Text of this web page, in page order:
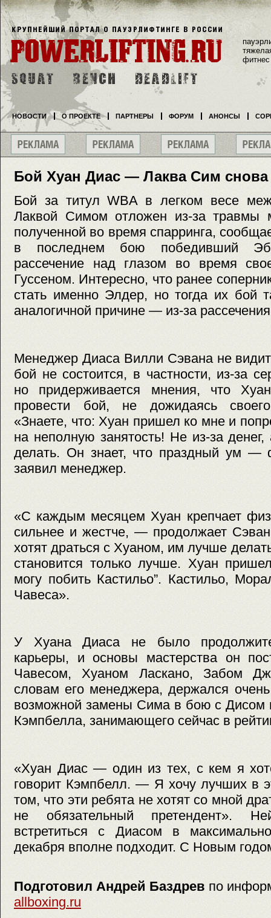
Бой Хуан Диас — Лаква Сим снова
Бой за титул WBA в легком весе
Лаквой Симом отложен из-за травмы
полученной во время спарринга,
в последнем бою победивший
рассечение над глазом во время
Гуссеном. Интересно, что ранее
стать именно Элдер, но тогда их бой
аналогичной причине — из-за
Менеджер Диаса Вилли Сэвана не
бой не состоится, в частности, из-за
но придерживается мнения, что
провести бой, не дожидаясь
«Знаете, что: Хуан пришел ко мне и
на неполную занятость! Не из-за
делать. Он знает, что праздный ум —
заявил менеджер.
«С каждым месяцем Хуан крепчает
сильнее и жестче, — продолжает
хотят драться с Хуаном, им лучше
становится только лучше. Хуан
могу побить Кастильо”. Кастильо,
Чавеса».
У Хуана Диаса не было
карьеры, и основы мастерства он
Чавесом, Хуаном Ласкано, Забом
словам его менеджера, держался
возможной замены Сима в бою с Дисом
Кэмпбелла, занимающего сейчас в
«Хуан Диас — один из тех, с кем я
говорит Кэмпбелл. — Я хочу лучших в
том, что эти ребята не хотят со мной
не обязательный претендент».
встретиться с Диасом в
декабря вполне подходит. С Новым
Подготовил Андрей Баздрев по
allboxing.ru
фитнес
НОВОСТИ О ПРОЕКТЕ ПАРТНЕРЫ ФОРУМ АНОНСЫ